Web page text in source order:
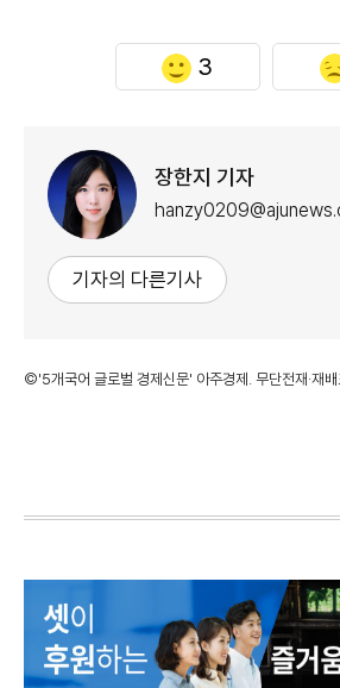
3
장한지 기자
기자의 다른기사
©'5개국어 글로벌 경제신문' 아주경제. 무단전재·재배